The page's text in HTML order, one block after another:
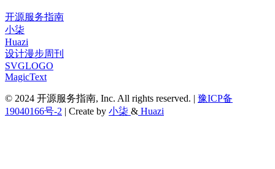
开源服务指南
小柒
Huazi
设计漫步周刊
SVGLOGO
MagicText
© 2024 开源服务指南, Inc. All rights reserved. | 豫ICP备
19040166号-2 | Create by 小柒 & Huazi